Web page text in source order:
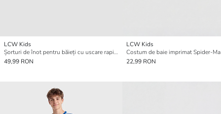
LCW Kids
Șorturi de înot pentru băieți cu uscare rapidă
49,99 RON
LCW Kids
22,99 RON